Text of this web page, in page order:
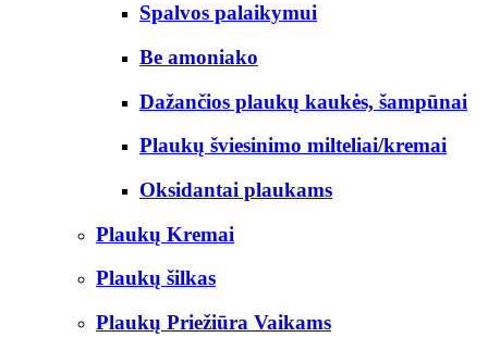
Spalvos palaikymui
Be amoniako
Dažančios plaukų kaukės, šampūnai
Plaukų šviesinimo milteliai/kremai
Oksidantai plaukams
Plaukų Kremai
Plaukų šilkas
Plaukų Priežiūra Vaikams